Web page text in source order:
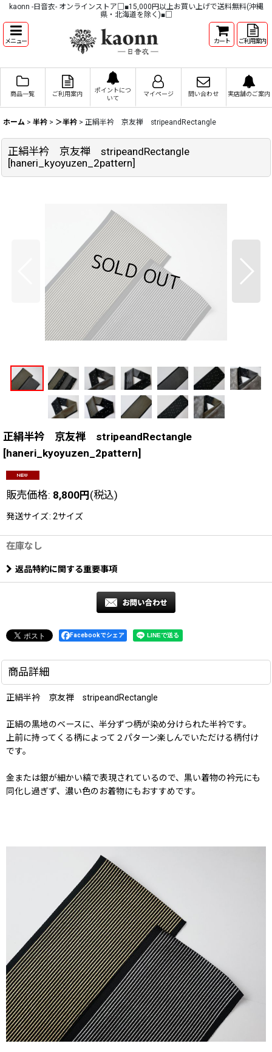
kaonn -日音衣- オンラインストア□■15,000円以上お買い上げで送料無料(沖縄
県・北海道を除く)■□
メニュー カート ご利用案内
商品一覧 ご利用案内
ポイントにつ
いて
マイページ 問い合わせ 実店舗のご案内
ホーム > 半衿 > ＞半衿 > 正絹半衿 京友禅 stripeandRectangle
正絹半衿 京友禅 stripeandRectangle
[haneri_kyoyuzen_2pattern]
正絹半衿 京友禅 stripeandRectangle
[haneri_kyoyuzen_2pattern]
販売価格: 8,800円(税込)
発送サイズ: 2サイズ
在庫なし
返品特約に関する重要事項
Facebookでシェア
商品詳細
正絹半衿 京友禅 stripeandRectangle
正絹の黒地のベースに、半分ずつ柄が染め分けられた半衿です。
上前に持ってくる柄によって２パターン楽しんでいただける柄付け
です。
金または銀が細かい縞で表現されているので、黒い着物の衿元にも
同化し過ぎず、濃い色のお着物にもおすすめです。